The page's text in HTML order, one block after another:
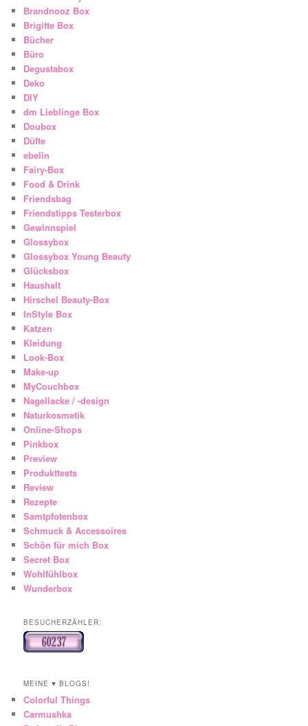
Brandnooz Box
Brigitte Box
Bücher
Büro
Degustabox
Deko
DIY
dm Lieblinge Box
Doubox
Düfte
ebelin
Fairy-Box
Food & Drink
Friendsbag
Friendstipps Testerbox
Gewinnspiel
Glossybox
Glossybox Young Beauty
Glücksbox
Haushalt
Hirschel Beauty-Box
InStyle Box
Katzen
Kleidung
Look-Box
Make-up
MyCouchbox
Nagellacke / -design
Naturkosmetik
Online-Shops
Pinkbox
Preview
Produkttests
Review
Rezepte
Samtpfotenbox
Schmuck & Accessoires
Schön für mich Box
Secret Box
Wohlfühlbox
Wunderbox
BESUCHERZÄHLER:
MEINE ♥ BLOGS!
Colorful Things
Carmushka